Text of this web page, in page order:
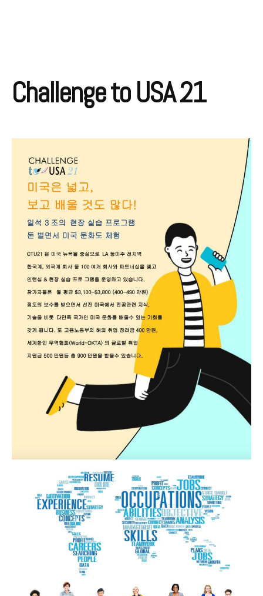
Challenge to USA 21